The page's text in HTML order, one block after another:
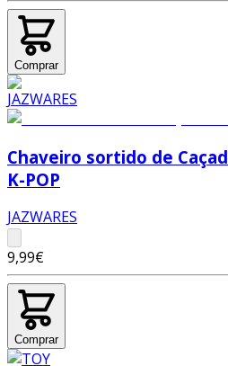
Comprar
Chaveiro sortido de
K-POP
JAZWARES
9,99€
Comprar